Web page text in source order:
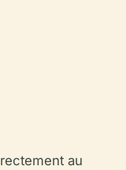
au